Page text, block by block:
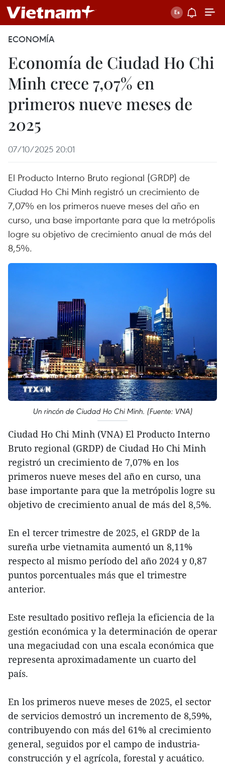
ECONOMÍA
Economía de Ciudad Ho Chi
Minh crece 7,07% en
primeros nueve meses de
2025
07/10/2025 20:01
El Producto Interno Bruto regional (GRDP) de
Ciudad Ho Chi Minh registró un crecimiento de
7,07% en los primeros nueve meses del año en
curso, una base importante para que la metrópolis
logre su objetivo de crecimiento anual de más del
8,5%.
Un rincón de Ciudad Ho Chi Minh. (Fuente: VNA)
Ciudad Ho Chi Minh (VNA) El Producto Interno
Bruto regional (GRDP) de Ciudad Ho Chi Minh
registró un crecimiento de 7,07% en los
primeros nueve meses del año en curso, una
base importante para que la metrópolis logre su
objetivo de crecimiento anual de más del 8,5%.
En el tercer trimestre de 2025, el GRDP de la
sureña urbe vietnamita aumentó un 8,11%
respecto al mismo período del año 2024 y 0,87
puntos porcentuales más que el trimestre
anterior.
Este resultado positivo refleja la eficiencia de la
gestión económica y la determinación de operar
una megaciudad con una escala económica que
representa aproximadamente un cuarto del
país.
En los primeros nueve meses de 2025, el sector
de servicios demostró un incremento de 8,59%,
contribuyendo con más del 61% al crecimiento
general, seguidos por el campo de industria-
construcción y el agrícola, forestal y acuático.